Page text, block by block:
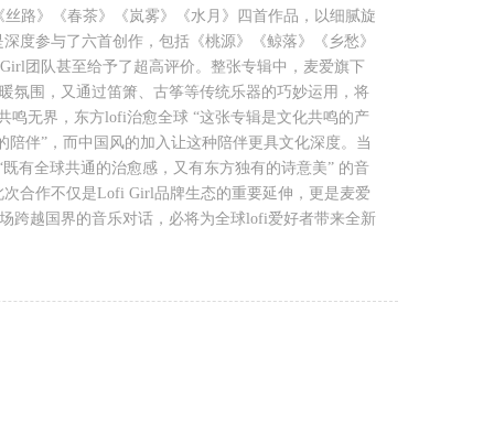
路》《春茶》《岚雾》《水月》四首作品，以细腻旋
度参与了六首创作，包括《桃源》《鲸落》《乡愁》
团队甚至给予了超高评价。整张专辑中，麦爱旗下
氛围，又通过笛箫、古筝等传统乐器的巧妙运用，将
鸣无界，东方lofi治愈全球 “这张专辑是文化共鸣的产
伴”，而中国风的加入让这种陪伴更具文化深度。当
有全球共通的治愈感，又有东方独有的诗意美” 的音
次合作不仅是Lofi Girl品牌生态的重要延伸，更是麦爱
跨越国界的音乐对话，必将为全球lofi爱好者带来全新